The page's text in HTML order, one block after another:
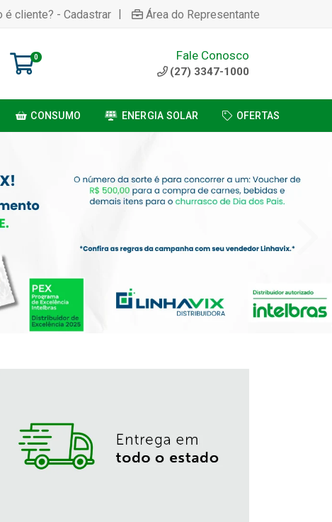
é cliente? - Cadastrar | Área do Representante
0 Fale Conosco
(27) 3347-1000
CONSUMO ENERGIA SOLAR OFERTAS